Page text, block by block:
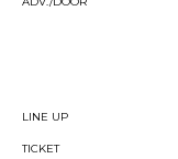
LINE UP
TICKET